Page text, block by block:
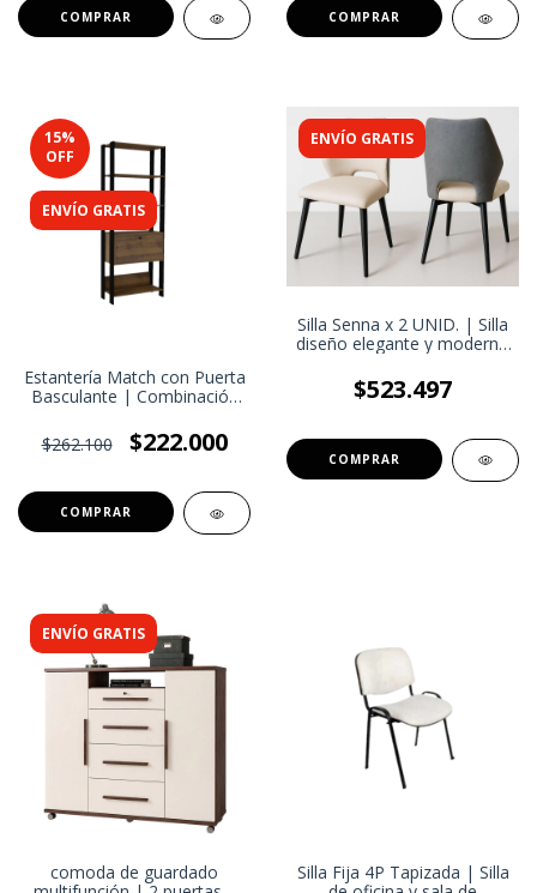
COMPRAR COMPRAR
15%
OFF
ENVÍO GRATIS
Estantería Match con Puerta
Basculante | Combinación
$262.100
$222.000
ENVÍO GRATIS
Silla Senna x 2 UNID. | Silla
diseño elegante y moderno
estar Oficina
$523.497
ENVÍO GRATIS
comoda de guardado
Silla Fija 4P Tapizada | Silla